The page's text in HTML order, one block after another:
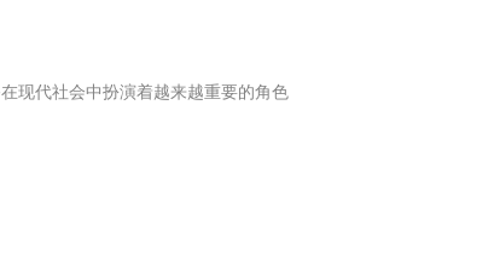
现代社会中扮演着越来越重要的角色